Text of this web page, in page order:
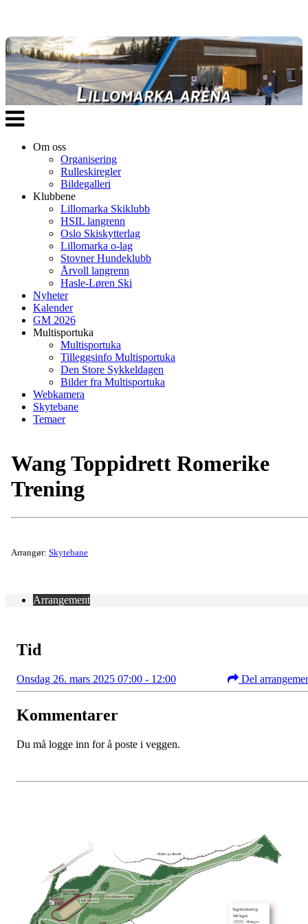
Veksle
navigasjon
Om oss
Organisering
Rulleskiregler
Bildegalleri
Klubbene
Lillomarka Skiklubb
HSIL langrenn
Oslo Skiskytterlag
Lillomarka o-lag
Stovner Hundeklubb
Årvoll langrenn
Hasle-Løren Ski
Nyheter
Kalender
GM 2026
Multisportuka
Multisportuka
Tilleggsinfo Multisportuka
Den Store Sykkeldagen
Bilder fra Multisportuka
Webkamera
Skytebane
Temaer
Wang Toppidrett Romerike
Trening
Arrangør: Skytebane
Arrangement
Tid
Onsdag 26. mars 2025 07:00 - 12:00 Del
Kommentarer
Du må logge inn for å poste i veggen.